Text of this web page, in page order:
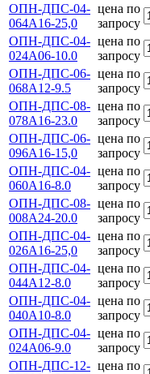
ОПН-ДПС-04-
064А16-25,0
цена по
запросу
ОПН-ДПС-04-
024А06-10.0
цена по
запросу
ОПН-ДПС-06-
068А12-9.5
цена по
запросу
ОПН-ДПС-08-
078А16-23.0
цена по
запросу
ОПН-ДПС-06-
096А16-15,0
цена по
запросу
ОПН-ДПС-04-
060А16-8.0
цена по
запросу
ОПН-ДПС-08-
008А24-20.0
цена по
запросу
ОПН-ДПС-04-
026А16-25,0
цена по
запросу
ОПН-ДПС-04-
044А12-8.0
цена по
запросу
ОПН-ДПС-04-
040А10-8.0
цена по
запросу
ОПН-ДПС-04-
024А06-9.0
цена по
запросу
ОПН-ДПС-12- цена по